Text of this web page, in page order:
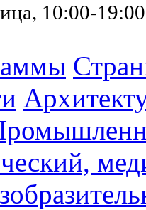
10:00-19:00